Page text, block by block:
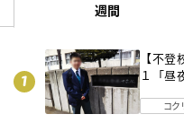
週間
【不
１「昼
コク